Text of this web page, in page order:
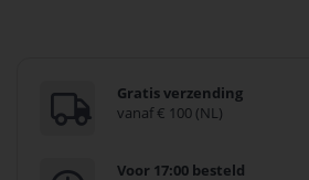
Gratis verzending
vanaf € 100 (NL)
Voor 17:00 besteld